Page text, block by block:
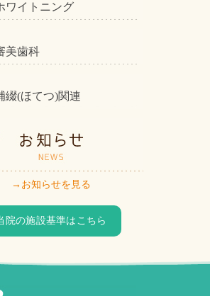
ワイトニング
美歯科
綴(ほてつ)関連
→お知らせを見る
院の施設基準はこちら